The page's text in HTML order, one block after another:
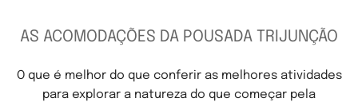
AS ACOMODAÇÕES DA POUSADA TRIJUNÇÃO
O que é melhor do que conferir as melhores atividades
para explorar a natureza do que começar pela